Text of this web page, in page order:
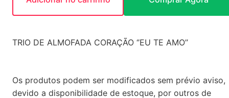
TRIO DE ALMOFADA CORAÇÃO ‘’EU TE AMO’’
Os produtos podem ser modificados sem prévio aviso,
devido a disponibilidade de estoque, por outros de